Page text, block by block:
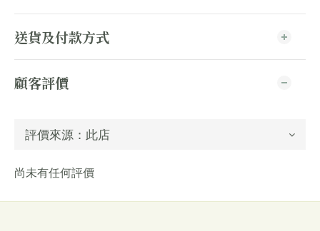
送貨及付款方式
顧客評價
尚未有任何評價